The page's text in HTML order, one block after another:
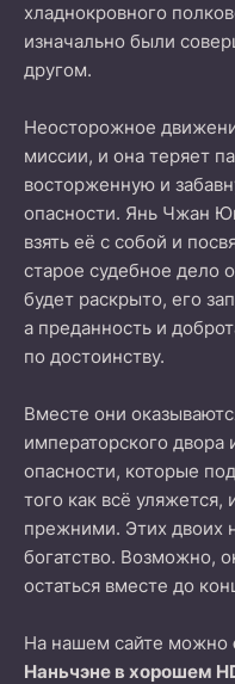
хладнокровного
изначально были
другом.
Неосторожное
миссии, и она теряет
восторженную и
опасности. Янь Чжан
взять её с собой и
старое судебное дело
будет раскрыто, его
а преданность и
по достоинству.
Вместе они
императорского
опасности, которые
того как всё
прежними. Этих двоих
богатство. Возможно,
остаться вместе до
На нашем сайте можно
Наньчэне в хорошем